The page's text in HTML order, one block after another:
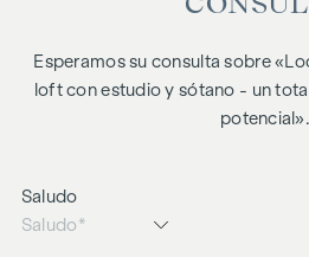
- zona principal luminosa
- 6 ventanas con función de
- acceso desde la calle
Esperamos su consulta sobre
loft con estudio y sótano - un
potencial».
Saludo